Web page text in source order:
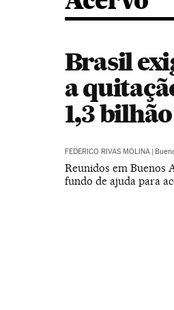
Brasil
a
1,3
FEDERICO RIVAS MOLINA |
Reunidos em Buenos
fundo de ajuda para